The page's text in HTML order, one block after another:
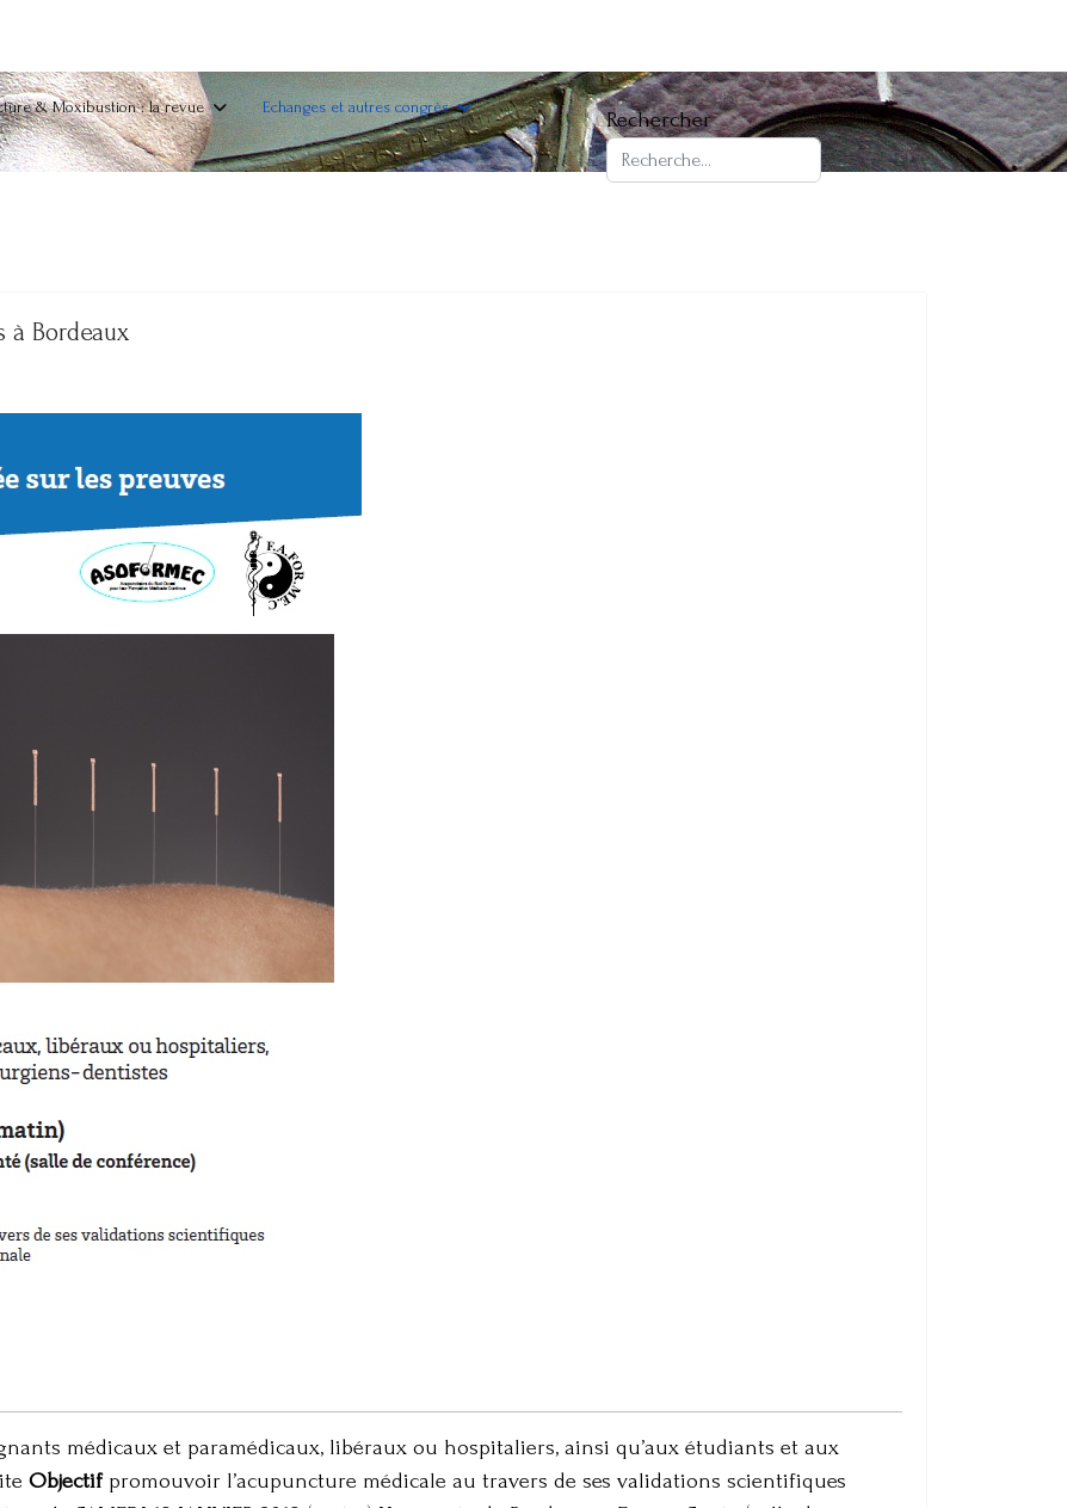
& Moxibustion : la revue Echanges et autres congrès
Rechercher
à Bordeaux
médicaux et paramédicaux, libéraux ou hospitaliers, ainsi qu’aux étudiants et aux
Objectifpromouvoir l’acupuncture médicale au travers de ses validations scientifiques